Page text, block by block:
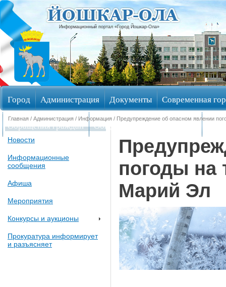
Информационный портал «Город Йошкар-Ола»
Город Администрация Документы Современная
Обращения граждан Общественные обсуждения
Главная / Администрация / Информация / Предупреждение об опасном явлении
Новости
Информационные
сообщения
Афиша
Мероприятия
Конкурсы и аукционы
Прокуратура информирует
и разъясняет
погоды на
Марий Эл